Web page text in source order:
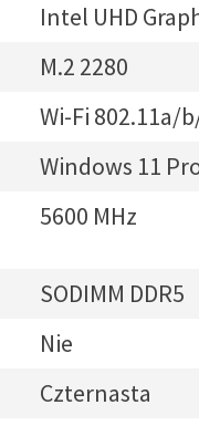
Intel UHD
M.2 2280
Wi-Fi 802.11a/
Windows 11
5600 MHz
SODIMM DDR5
Nie
Czternasta